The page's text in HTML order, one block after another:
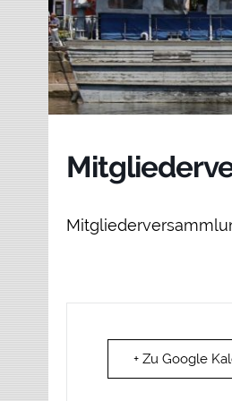
+ Zu Google